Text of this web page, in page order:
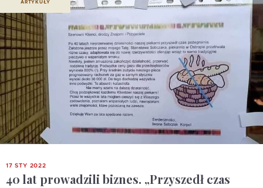
ARTYKUŁY
17 STY 2022
40 lat prowadzili biznes. „Przyszedł czas